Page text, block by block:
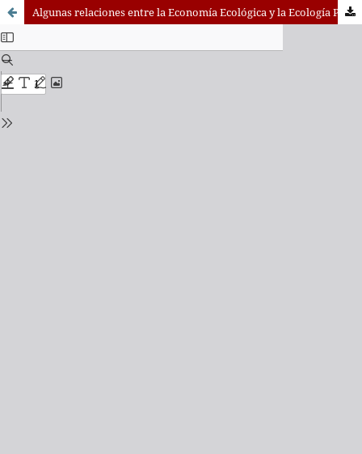
Algunas relaciones entre la Economía Ecológica y la Ecología Política en América Latina